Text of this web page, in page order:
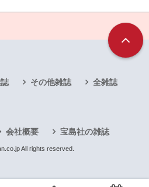
その他雑誌 全雑誌
会社概要 宝島社の雑誌
All rights reserved.